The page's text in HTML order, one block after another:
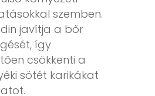
szemben.
javítja a bőr
így
csökkenti a
sötét karikákat